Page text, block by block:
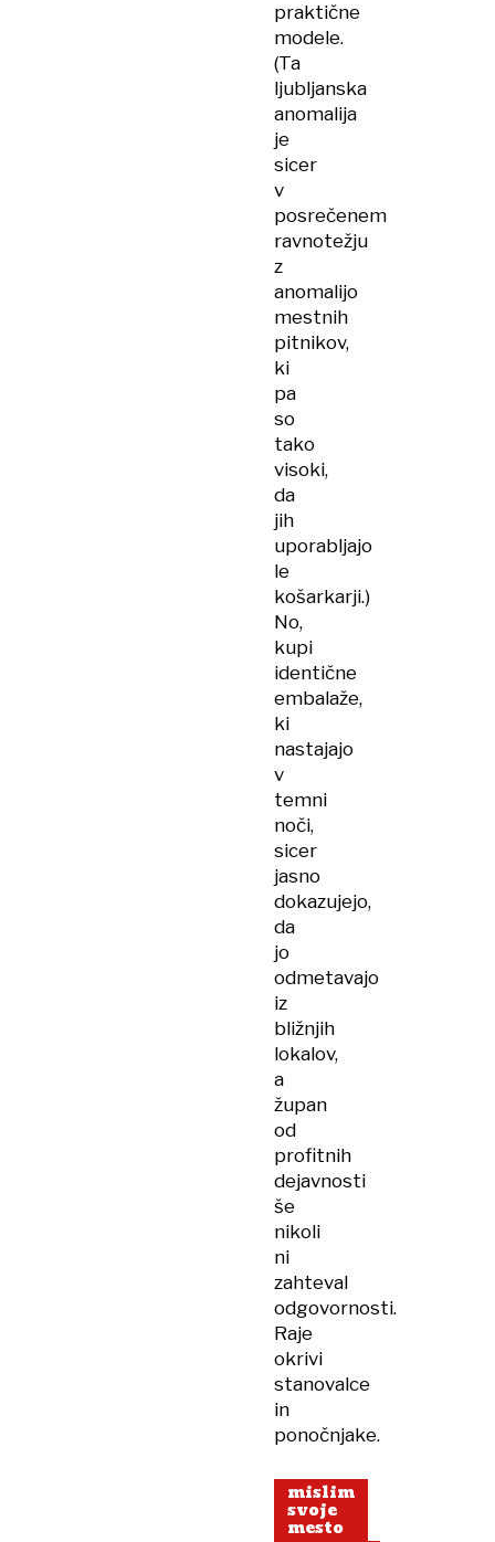
praktične
modele.
(Ta
ljubljanska
anomalija
je
sicer
v
posrečenem
ravnotežju
z
anomalijo
mestnih
pitnikov,
ki
pa
so
tako
visoki,
da
jih
uporabljajo
le
košarkarji.)
No,
kupi
identične
embalaže,
ki
nastajajo
v
temni
noči,
sicer
jasno
dokazujejo,
da
jo
odmetavajo
iz
bližnjih
lokalov,
a
župan
od
profitnih
dejavnosti
še
nikoli
ni
zahteval
odgovornosti.
Raje
okrivi
stanovalce
in
ponočnjake.
mislim
svoje
mesto